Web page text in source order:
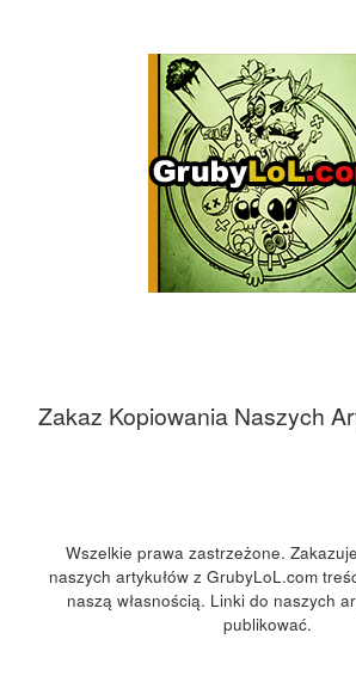
Zakaz Kopiowania Naszych
Wszelkie prawa zastrzeżone.
naszych artykułów z GrubyLoL.com
naszą własnością. Linki do naszych
publikować.